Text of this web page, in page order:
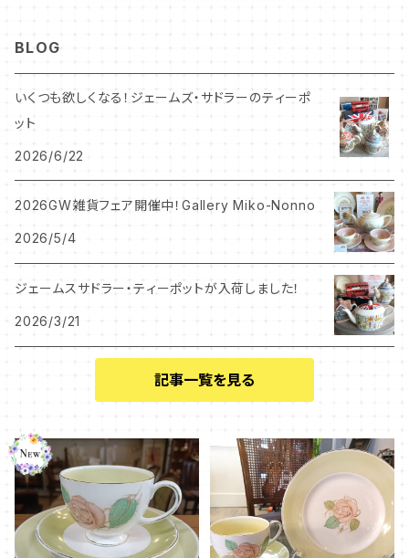
BLOG
いくつも欲しくなる！ジェームズ・サドラーのティーポ
ット
2026/6/22
2026GW雑貨フェア開催中！Gallery Miko-Nonno
2026/5/4
ジェームスサドラー・ティーポットが入荷しました！
2026/3/21
記事一覧を見る